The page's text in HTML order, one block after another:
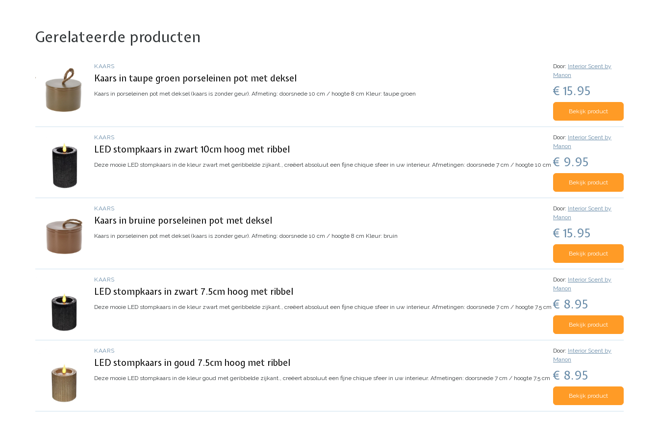
Gerelateerde producten
KAARS
Kaars in taupe groen porseleinen pot met deksel
Kaars in porseleinen pot met deksel (kaars is zonder geur). Afmeting: doorsnede 10 cm / hoogte 8 cm Kleur: taupe groen
Door: Interior Scent by
Manon
€ 15.95
Bekijk product
KAARS
LED stompkaars in zwart 10cm hoog met ribbel
Deze mooie LED stompkaars in de kleur zwart met geribbelde zijkant., creëert absoluut een fijne chique sfeer in uw interieur. Afmetingen: doorsnede 7 cm / hoogte 10 cm
Door: Interior Scent by
Manon
€ 9.95
Bekijk product
KAARS
Kaars in bruine porseleinen pot met deksel
Kaars in porseleinen pot met deksel (kaars is zonder geur). Afmeting: doorsnede 10 cm / hoogte 8 cm Kleur: bruin
Door: Interior Scent by
Manon
€ 15.95
Bekijk product
KAARS
LED stompkaars in zwart 7.5cm hoog met ribbel
Deze mooie LED stompkaars in de kleur zwart met geribbelde zijkant., creëert absoluut een fijne chique sfeer in uw interieur. Afmetingen: doorsnede 7 cm / hoogte 7.5 cm
Door: Interior Scent by
Manon
€ 8.95
Bekijk product
KAARS
LED stompkaars in goud 7.5cm hoog met ribbel
Deze mooie LED stompkaars in de kleur goud met geribbelde zijkant., creëert absoluut een fijne chique sfeer in uw interieur. Afmetingen: doorsnede 7 cm / hoogte 7.5 cm
Door: Interior Scent by
Manon
€ 8.95
Bekijk product